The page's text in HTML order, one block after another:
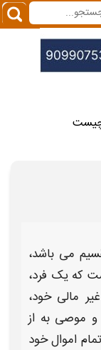
می باشد،
که یک فرد،
مالی خود،
موصی به از
اموال خود